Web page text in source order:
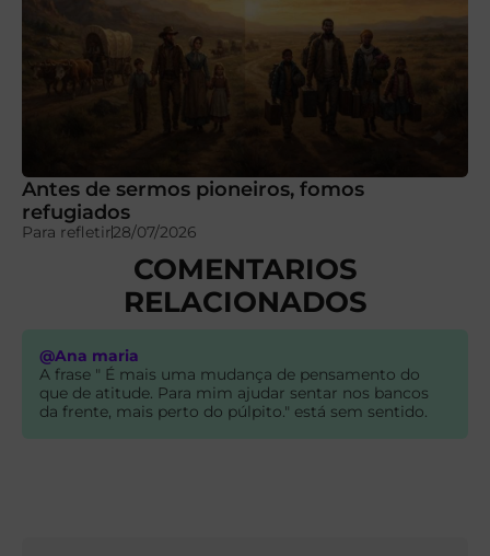
Antes de sermos pioneiros, fomos
refugiados
Para refletir28/07/2026
COMENTARIOS
RELACIONADOS
@Ana maria
A frase " É mais uma mudança de pensamento do
que de atitude. Para mim ajudar sentar nos bancos
da frente, mais perto do púlpito." está sem sentido.